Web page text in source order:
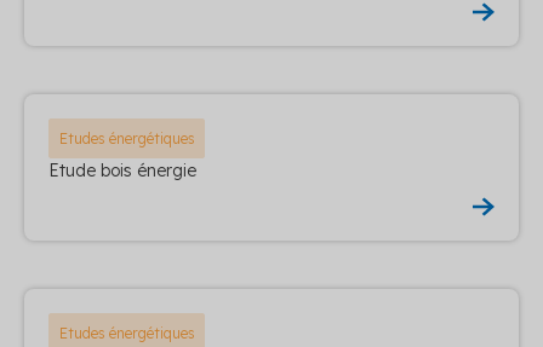
Etudes énergétiques
Etude bois énergie
Etudes énergétiques